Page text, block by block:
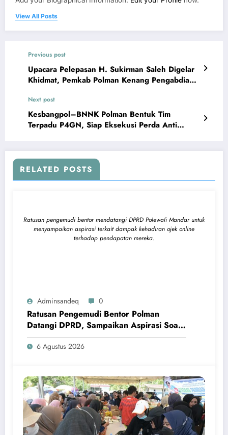
View All Posts
Previous post
Upacara Pelepasan H. Sukirman Saleh Digelar
Khidmat, Pemkab Polman Kenang Pengabdian
Next post
Kesbangpol–BNNK Polman Bentuk Tim
Terpadu P4GN, Siap Eksekusi Perda Anti
RELATED POSTS
Ratusan pengemudi bentor mendatangi DPRD Polewali Mandar untuk
menyampaikan aspirasi terkait dampak kehadiran ojek online
terhadap pendapatan mereka.
Adminsandeq 0
Ratusan Pengemudi Bentor Polman
Datangi DPRD, Sampaikan Aspirasi Soal
Dampak Kehadiran Ojol
6 Agustus 2026